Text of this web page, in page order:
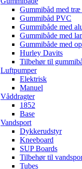
Gummibåd med
Gummibåd PVC
Gummibåde med
Gummibåde med
Gummibåde med
Hurley Davits
Tilbehør til
Luftpumper
Elektrisk
Manuel
Våddragter
1852
Base
Vandsport
Dykkerudstyr
Kneeboard
SUP Boards
Tilbehør til
Tubes